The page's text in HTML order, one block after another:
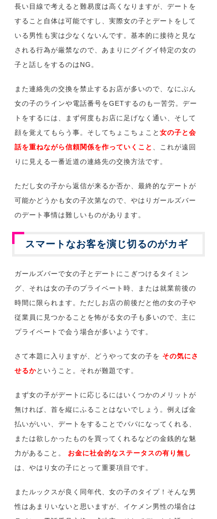
長い目線で考えると難易度は高くなりますが、デートを
すること自体は可能ですし、実際女の子とデートをして
いる男性も実は少なくないんです。基本的に接待と見な
される行為が厳禁なので、あまりにグイグイ特定の女の
子と話しをするのはNG。
また連絡先の交換を禁止するお店が多いので、なにぶん
女の子のラインや電話番号をGETするのも一苦労。デー
トをするには、まず何度もお店に足げなく通い、そして
顔を覚えてもらう事。そしてちょこちょこと 女の子と会
話を重ねながら信頼関係を作っていくこと
、これが遠回
りに見える一番近道の連絡先の交換方法です。
ただし女の子から返信が来るか否か、最終的なデートが
可能かどうかも女の子次第なので、やはりガールズバー
のデート事情は難しいものがあります。
スマートなお客を演じ切るのがカギ
ガールズバーで女の子とデートにこぎつけるタイミン
グ、それは女の子のプライベート時、または就業前後の
時間に限られます。ただしお店の前後だと他の女の子や
従業員に見つかることを怖がる女の子も多いので、主に
プライベートで会う場合が多いようです。
さて本題に入りますが、どうやって女の子を その気にさ
せるかということ。それが難題です。
まず女の子がデートに応じるにはいくつかのメリットが
無ければ、首を縦にふることはないでしょう。例えば金
払いがいい、デートをすることでパパになってくれる、
または欲しかったものを買ってくれるなどの金銭的な魅
力があること。 お金に社会的なステータスの有り無し
は、やはり女の子にとって重要項目です。
またルックスが良く同年代、女の子のタイプ！そんな男
性はあまりいないと思いますが、イケメン男性の場合は